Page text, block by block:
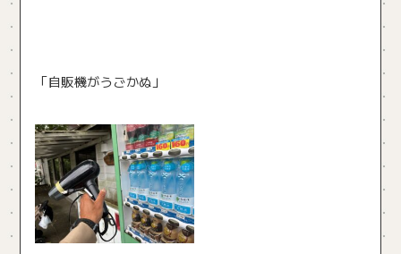
「自販機がうごかぬ」